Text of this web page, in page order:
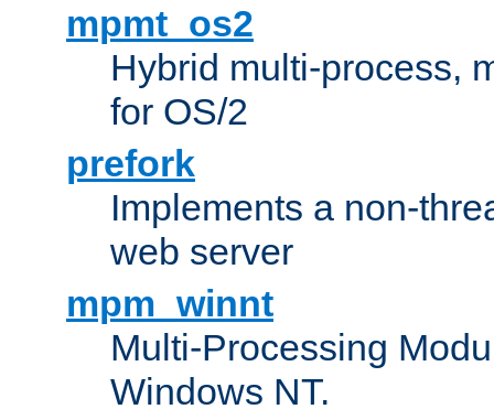
mpmt_os2
Hybrid multi-process,
for OS/2
prefork
Implements a non-
web server
mpm_winnt
Multi-Processing
Windows NT.